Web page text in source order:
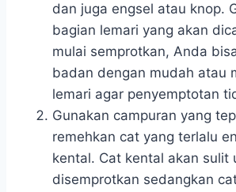
dan juga engsel atau knop.
bagian lemari yang akan
mulai semprotkan, Anda
badan dengan mudah atau
lemari agar penyemptotan
Gunakan campuran yang
remehkan cat yang terlalu
kental. Cat kental akan sulit
disemprotkan sedangkan